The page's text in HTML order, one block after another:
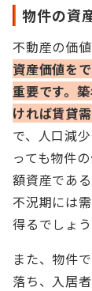
物件の資
不動産の価
資産価値を
重要です。
ければ賃貸
で、人口減
っても物件
額資産であ
不況期には
得るでしょう
また、物件
落ち、入居